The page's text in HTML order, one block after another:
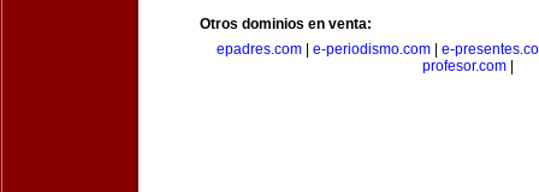
Otros dominios en venta:
epadres.com
e-periodismo.com
e-
profesor.com